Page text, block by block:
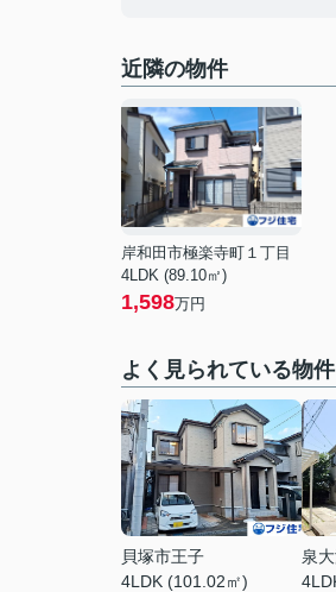
近隣の物件
岸和田市極楽寺町１丁目
4LDK (89.10㎡)
1,598万円
よく見られている物件
貝塚市王子
4LDK (101.02㎡)
泉